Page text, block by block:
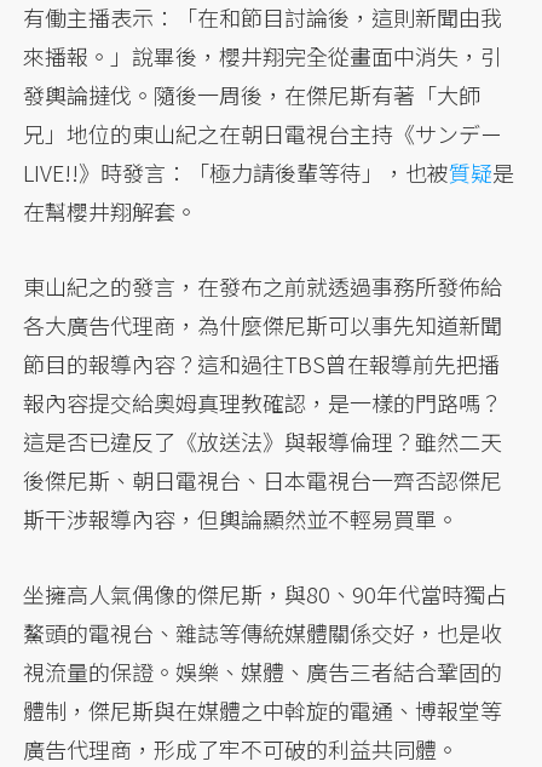
有働主播表示：「在和節目討論後，這則新聞由我
來播報。」說畢後，櫻井翔完全從畫面中消失，引
發輿論撻伐。隨後一周後，在傑尼斯有著「大師
兄」地位的東山紀之在朝日電視台主持《サンデー
LIVE!!》時發言：「極力請後輩等待」，也被質疑是
在幫櫻井翔解套。
東山紀之的發言，在發布之前就透過事務所發佈給
各大廣告代理商，為什麼傑尼斯可以事先知道新聞
節目的報導內容？這和過往TBS曾在報導前先把播
報內容提交給奧姆真理教確認，是一樣的門路嗎？
這是否已違反了《放送法》與報導倫理？雖然二天
後傑尼斯、朝日電視台、日本電視台一齊否認傑尼
斯干涉報導內容，但輿論顯然並不輕易買單。
坐擁高人氣偶像的傑尼斯，與80、90年代當時獨占
鰲頭的電視台、雜誌等傳統媒體關係交好，也是收
視流量的保證。娛樂、媒體、廣告三者結合鞏固的
體制，傑尼斯與在媒體之中斡旋的電通、博報堂等
廣告代理商，形成了牢不可破的利益共同體。